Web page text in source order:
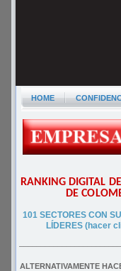
HOME
RANKING DIGITAL
DE
101 SECTORES CON
LÍDERES (hacer
ALTERNATIVAMENTE